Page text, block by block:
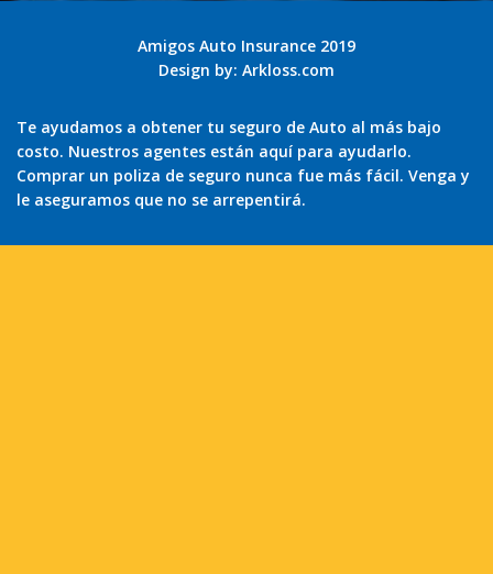
Amigos Auto Insurance 2019
Design by: Arkloss.com
Te ayudamos a obtener tu seguro de Auto al más bajo
costo. Nuestros agentes están aquí para ayudarlo.
Comprar un poliza de seguro nunca fue más fácil. Venga y
le aseguramos que no se arrepentirá.